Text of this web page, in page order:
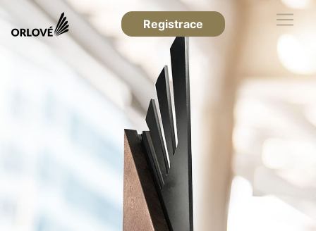
Registrace